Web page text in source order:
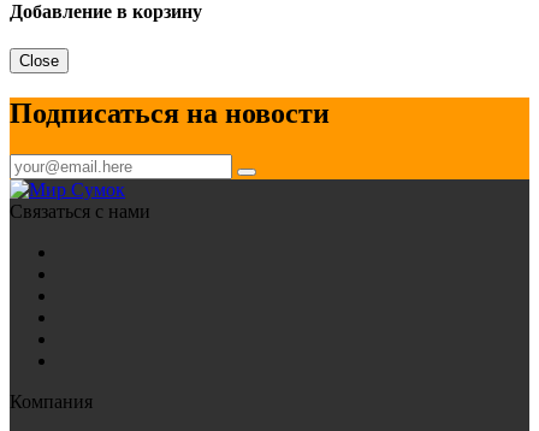
Добавление в корзину
Close
Подписаться на новости
Связаться с нами
Компания